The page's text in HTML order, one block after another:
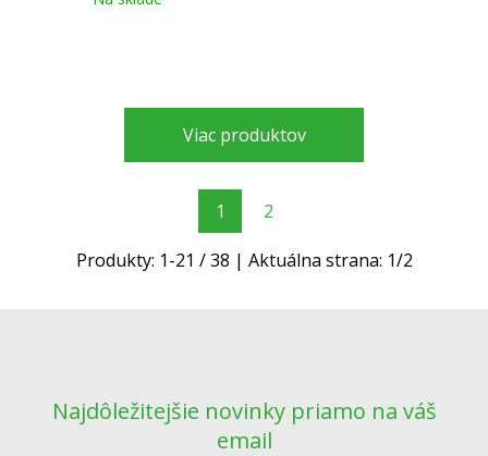
Viac produktov
1 2
Produkty: 1-21 /38 | Aktuálna strana: 1/2
Najdôležitejšie novinky priamo na váš
email